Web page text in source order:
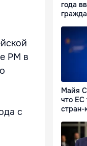
РМ в
с
года
Майя
что ЕС
стран-